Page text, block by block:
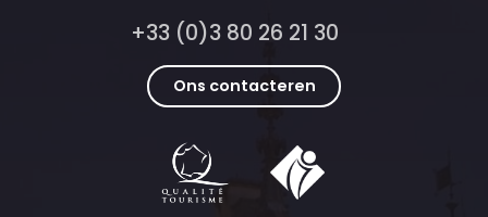
+33 (0)3 80 26 21 30
Ons contacteren